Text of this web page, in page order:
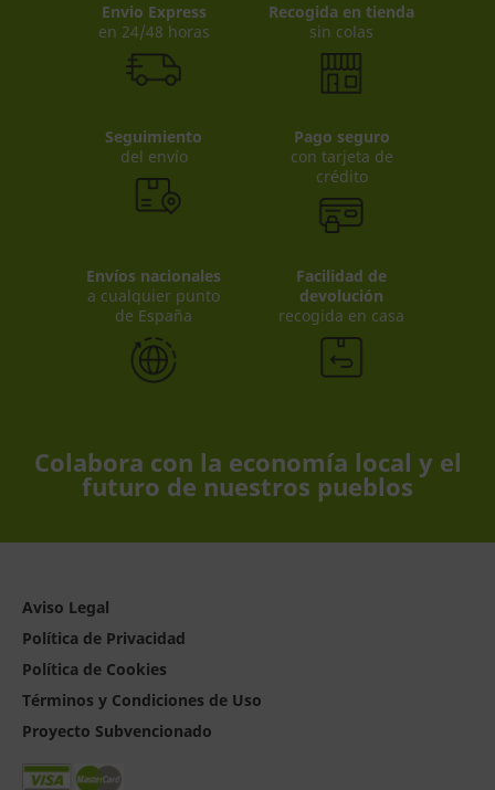
Envio Express
en 24/48 horas
Recogida en tienda
sin colas
Seguimiento
del envío
Pago seguro
con tarjeta de
crédito
Envíos nacionales
a cualquier punto
de España
Facilidad de
devolución
recogida en casa
Colabora con la economía local y el
futuro de nuestros pueblos
Aviso Legal
Política de Privacidad
Política de Cookies
Términos y Condiciones de Uso
Proyecto Subvencionado